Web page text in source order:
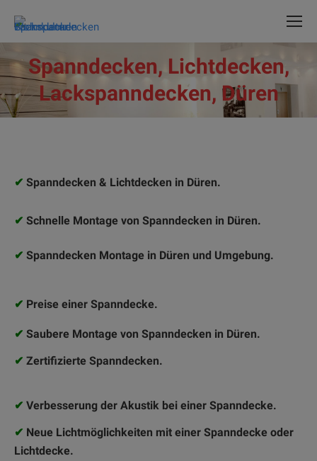
Spanndecken, Lichtdecken,
Lackspanndecken, Düren
✔ Spanndecken & Lichtdecken in Düren.
✔ Schnelle Montage von Spanndecken in Düren.
✔ Spanndecken Montage in Düren und Umgebung.
✔ Preise einer Spanndecke.
✔ Saubere Montage von Spanndecken in Düren.
✔ Zertifizierte Spanndecken.
✔ Verbesserung der Akustik bei einer Spanndecke.
✔ Neue Lichtmöglichkeiten mit einer Spanndecke oder
Lichtdecke.